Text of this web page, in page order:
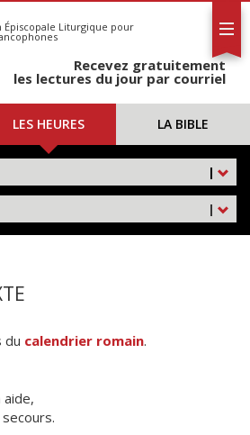
Épiscopale Liturgique pour
Recevez gratuitement
les lectures du jour par courriel
LES HEURES LA BIBLE
|
|
du calendrier romain.
aide,